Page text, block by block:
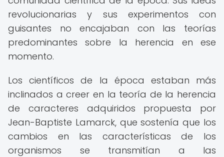
revolucionarias y sus experimentos con
guisantes no encajaban con las teorías
predominantes sobre la herencia en ese
momento.
Los científicos de la época estaban más
inclinados a creer en la teoría de la herencia
de caracteres adquiridos propuesta por
Jean-Baptiste Lamarck, que sostenía que los
cambios en las características de los
organismos se transmitían a las